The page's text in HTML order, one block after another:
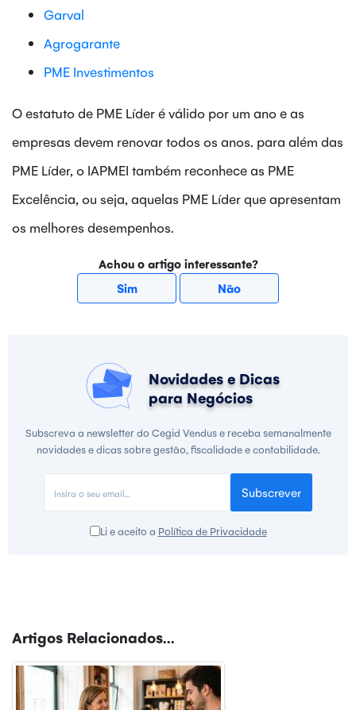
Garval
Agrogarante
PME Investimentos
O estatuto de PME Líder é válido por um ano e as
empresas devem renovar todos os anos. para além das
PME Líder, o IAPMEI também reconhece as PME
Excelência, ou seja, aquelas PME Líder que apresentam
os melhores desempenhos.
Achou o artigo interessante?
Sim
Não
Novidades e Dicas
para Negócios
Subscreva a newsletter do Cegid Vendus e receba semanalmente
novidades e dicas sobre gestão, fiscalidade e contabilidade.
Subscrever
Li e aceito a Política de Privacidade
Artigos Relacionados...